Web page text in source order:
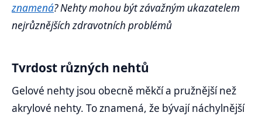
znamená? Nehty mohou být závažným ukazatelem
nejrůznějších zdravotních problémů
Tvrdost různých nehtů
Gelové nehty jsou obecně měkčí a pružnější než
akrylové nehty. To znamená, že bývají náchylnější